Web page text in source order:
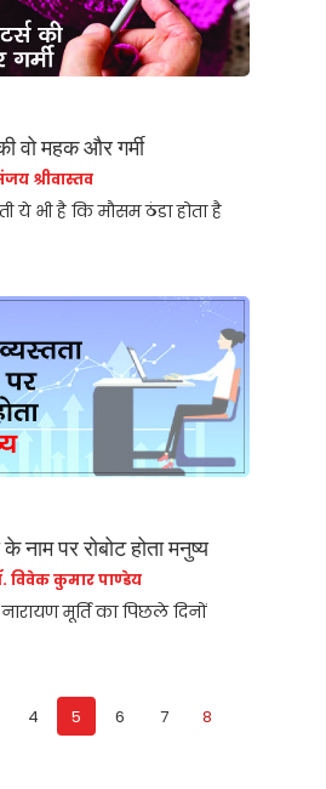
वो महक और गर्मी
श्रीवास्तव
ये भी है कि मौसम ठंडा होता है
नाम पर रोबोट होता मनुष्य
विवेक कुमार पाण्डेय
मूर्ति का पिछले दिनों
4 5 6 7 8